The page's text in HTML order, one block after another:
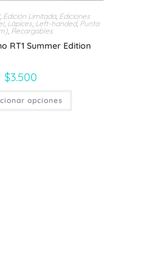
, Edición Limitada, Ediciones
, Lápices Left-handed, Punta
, Recargables
RT1 Summer Edition
$3.500
opciones
Este
tiene